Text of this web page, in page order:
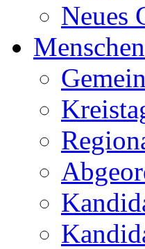
Neues
Menschen